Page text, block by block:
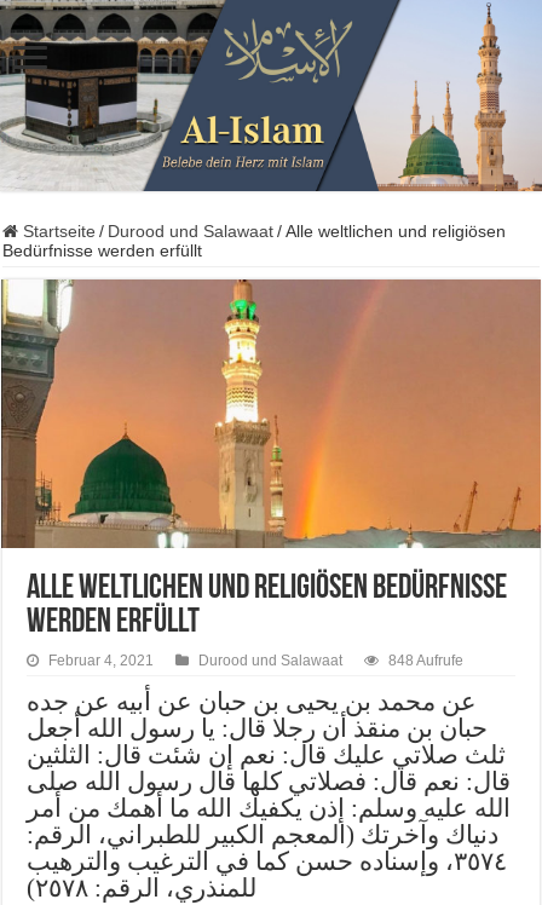
Startseite / Durood und Salawaat / Alle weltlichen und religiösen
Bedürfnisse werden erfüllt
Alle weltlichen und religiösen Bedürfnisse
werden erfüllt
Februar 4, 2021 Durood und Salawaat 848 Aufrufe
عن محمد بن يحيى بن حبان عن أبيه عن جده
حبان بن منقذ أن رجلا قال: يا رسول الله أجعل
ثلث صلاتي عليك قال: نعم إن شئت قال: الثلثين
قال: نعم قال: فصلاتي كلها قال رسول الله صلى
الله عليه وسلم: إذن يكفيك الله ما أهمك من أمر
دنياك وآخرتك (المعجم الكبير للطبراني، الرقم:
٣٥٧٤، وإسناده حسن كما في الترغيب والترهيب
للمنذري، الرقم: ٢٥٧٨)